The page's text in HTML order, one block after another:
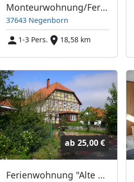
Monteurwohnung/Ferienwohnung Scholz
37643 Negenborn
1-3 Pers.
18,58 km
ab 25,00 €
Ferienwohnung "Alte Leibzucht" Emmerthal, Landkreis Hameln-Pyrmont